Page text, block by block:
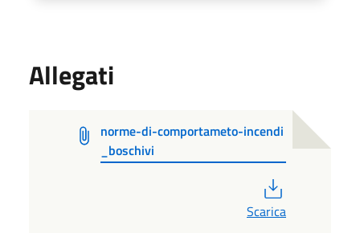
Allegati
norme-di-comportameto-incendi
_boschivi
Scarica